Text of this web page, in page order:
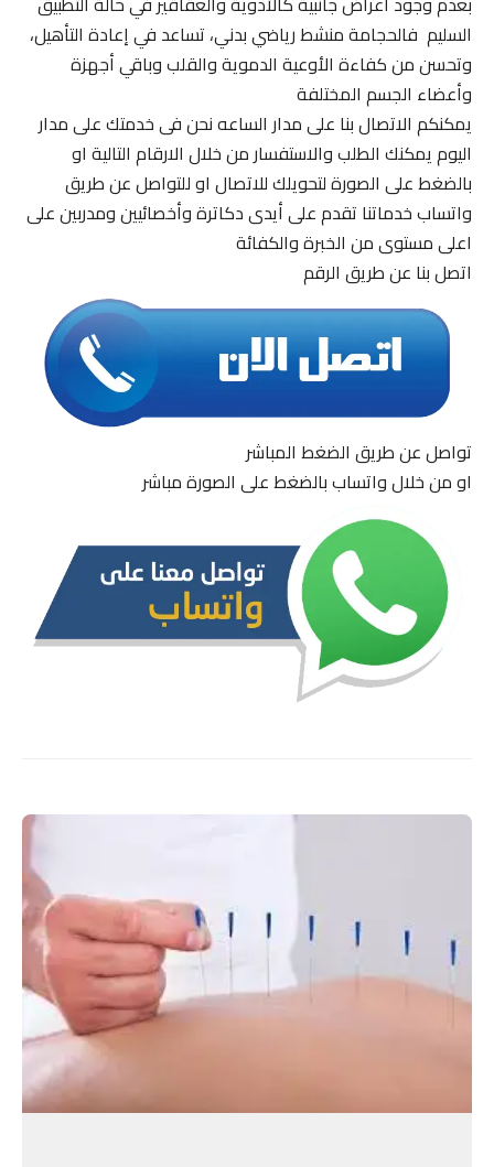
السليم فالحجامة منشط رياضي بدني، تساعد في إعادة التأهيل،
وتحسن من كفاءة الأوعية الدموية والقلب وباقي أجهزة
وأعضاء الجسم المختلفة
يمكنكم الاتصال بنا على مدار الساعه نحن فى خدمتك على مدار
اليوم يمكنك الطلب والاستفسار من خلال الارقام التالية او
بالضغط على الصورة لتحويلك للاتصال او للتواصل عن طريق
واتساب خدماتنا تقدم على أيدى دكاترة وأخصائيين ومدربين على
اعلى مستوى من الخبرة والكفائة
اتصل بنا عن طريق الرقم
تواصل عن طريق الضغط المباشر
او من خلال واتساب بالضغط على الصورة مباشر